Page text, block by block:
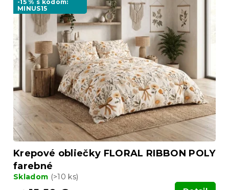
-15 % s kódom:
MINUS15
Krepové obliečky FLORAL RIBBON POLY
farebné
Skladom (>10 ks)